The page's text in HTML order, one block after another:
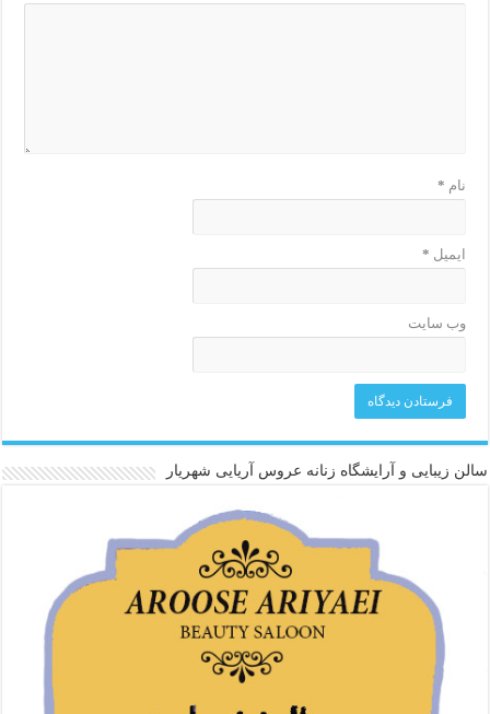
نام *
ایمیل *
وب‌ سایت
سالن زیبایی و آرایشگاه زنانه عروس آریایی شهریار